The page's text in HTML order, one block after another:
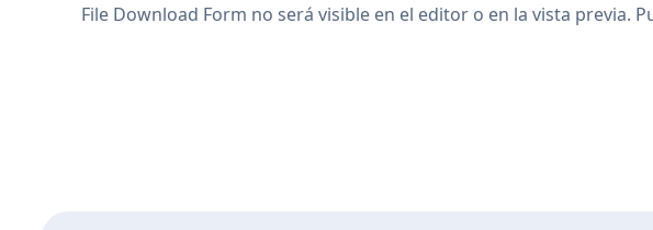
File Download Form no será visible en el editor o en la vista previa.